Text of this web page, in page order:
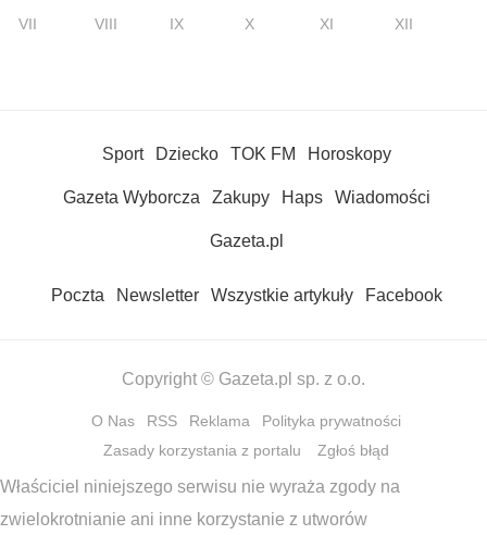
VII
VIII IX X XI XII
Sport Dziecko TOK FM Horoskopy
Gazeta Wyborcza Zakupy Haps Wiadomości
Gazeta.pl
Poczta Newsletter Wszystkie artykuły Facebook
Copyright © Gazeta.pl sp. z o.o.
O Nas RSS Reklama
Polityka prywatności
Zasady korzystania z portalu
Zgłoś błąd
Właściciel niniejszego serwisu nie wyraża zgody na
zwielokrotnianie ani inne korzystanie z utworów